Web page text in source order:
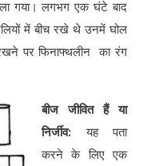
गया। लगभग एक घंटे बाद
में बीच रखे थे उनमें घोल
पर फिनाफ्थलीन का रंग
बीज जीवित हैं या
निर्जीव: यह पता
करने के लिए एक